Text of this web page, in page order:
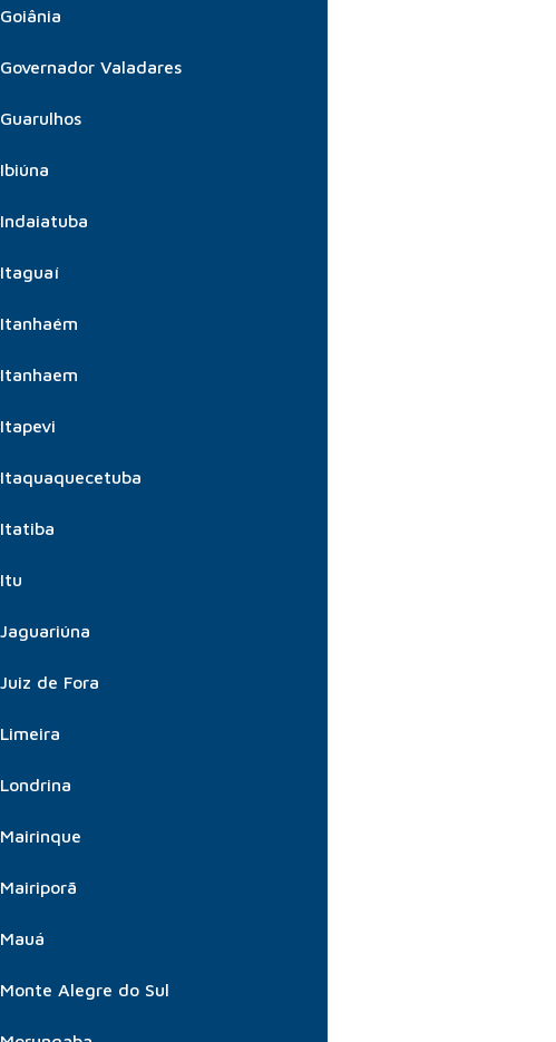
Goiânia
Governador Valadares
Guarulhos
Ibiúna
Indaiatuba
Itaguaí
Itanhaém
Itanhaem
Itapevi
Itaquaquecetuba
Itatiba
Itu
Jaguariúna
Juiz de Fora
Limeira
Londrina
Mairinque
Mairiporã
Mauá
Monte Alegre do Sul